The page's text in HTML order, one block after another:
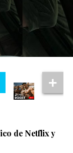
de Netflix y